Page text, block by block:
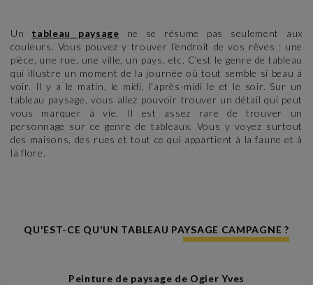
Un tableau paysage ne se résume pas seulement aux
couleurs. Vous pouvez y trouver l'endroit de vos rêves : une
pièce, une rue, une ville, un pays, etc. C'est le genre de tableau
qui illustre un moment de la journée où tout semble si beau à
voir. Il y a le matin, le midi, l'après-midi le et le soir. Sur un
tableau paysage, vous allez pouvoir trouver un détail qui peut
vous marquer à vie. Il est assez rare de trouver un
personnage sur ce genre de tableaux. Vous y voyez surtout
des maisons, des rues et tout ce qui appartient à la faune et à
la flore.
QU'EST-CE QU'UN TABLEAU PAYSAGE CAMPAGNE ?
Peinture de paysage de Ogier Yves